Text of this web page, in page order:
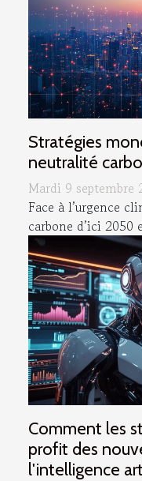
Stratégies
neutralité
Mardi 9 septembre
Face à l’urgence
carbone d’ici 2050
Comment les
profit des
l'intelligence